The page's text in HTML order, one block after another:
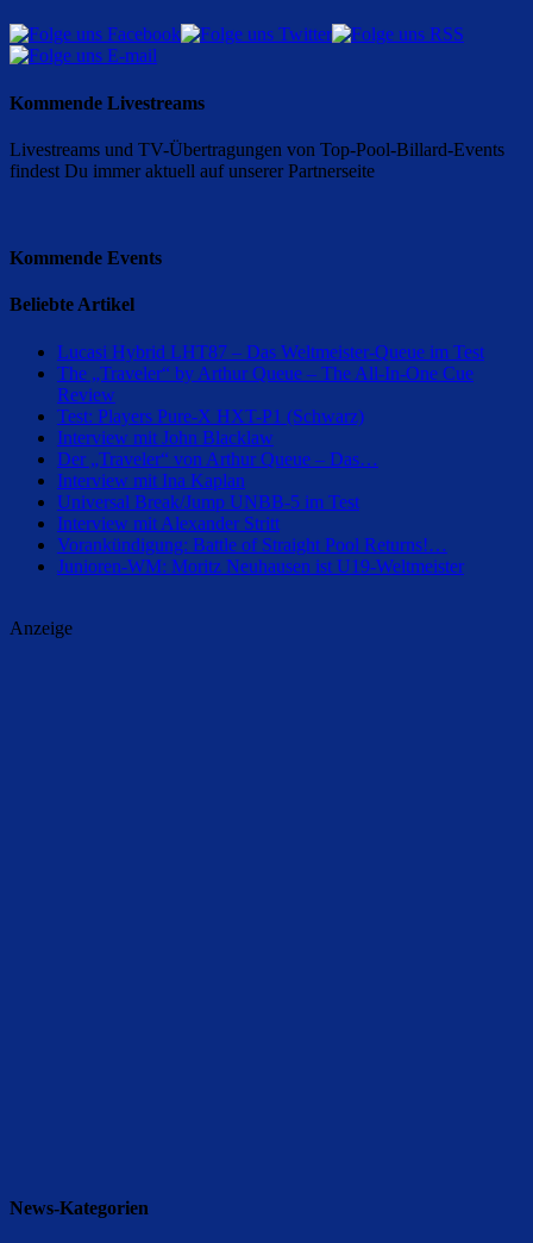
Kommende Livestreams
Livestreams und TV-Übertragungen von Top-Pool-Billard-Events
findest Du immer aktuell auf unserer Partnerseite
Kommende Events
Beliebte Artikel
Lucasi Hybrid LHT87 – Das Weltmeister-Queue im Test
The „Traveler“ by Arthur Queue – The All-In-One Cue
Review
Test: Players Pure-X HXT-P1 (Schwarz)
Interview mit John Blacklaw
Der „Traveler“ von Arthur Queue – Das…
Interview mit Ina Kaplan
Universal Break/Jump UNBB-5 im Test
Interview mit Alexander Stritt
Vorankündigung: Battle of Straight Pool Returns!…
Junioren-WM: Moritz Neuhausen ist U19-Weltmeister
Anzeige
News-Kategorien